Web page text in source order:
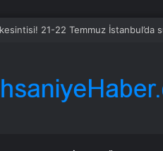
21-22 Temmuz